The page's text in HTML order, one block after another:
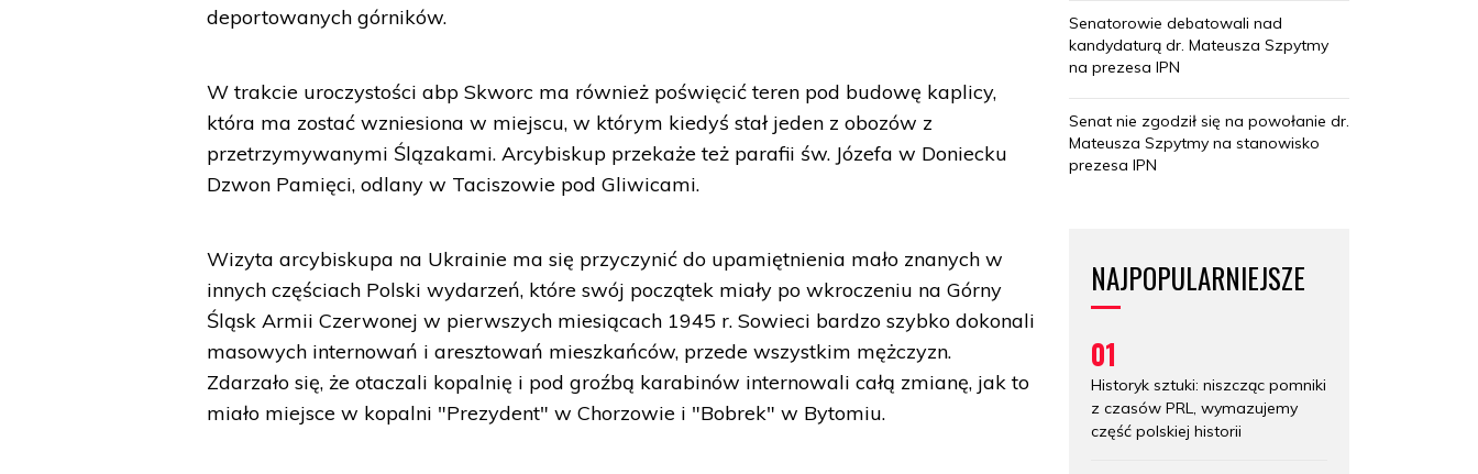
deportowanych górników.
W trakcie uroczystości abp Skworc ma również poświęcić teren pod budowę kaplicy,
która ma zostać wzniesiona w miejscu, w którym kiedyś stał jeden z obozów z
przetrzymywanymi Ślązakami. Arcybiskup przekaże też parafii św. Józefa w Doniecku
Dzwon Pamięci, odlany w Taciszowie pod Gliwicami.
Wizyta arcybiskupa na Ukrainie ma się przyczynić do upamiętnienia mało znanych w
innych częściach Polski wydarzeń, które swój początek miały po wkroczeniu na Górny
Śląsk Armii Czerwonej w pierwszych miesiącach 1945 r. Sowieci bardzo szybko dokonali
masowych internowań i aresztowań mieszkańców, przede wszystkim mężczyzn.
Zdarzało się, że otaczali kopalnię i pod groźbą karabinów internowali całą zmianę, jak to
miało miejsce w kopalni "Prezydent" w Chorzowie i "Bobrek" w Bytomiu.
Senatorowie debatowali nad
kandydaturą dr. Mateusza Szpytmy
na prezesa IPN
Senat nie zgodził się na powołanie dr.
Mateusza Szpytmy na stanowisko
prezesa IPN
NAJPOPULARNIEJSZE
01
Historyk sztuki: niszcząc pomniki
z czasów PRL, wymazujemy
część polskiej historii